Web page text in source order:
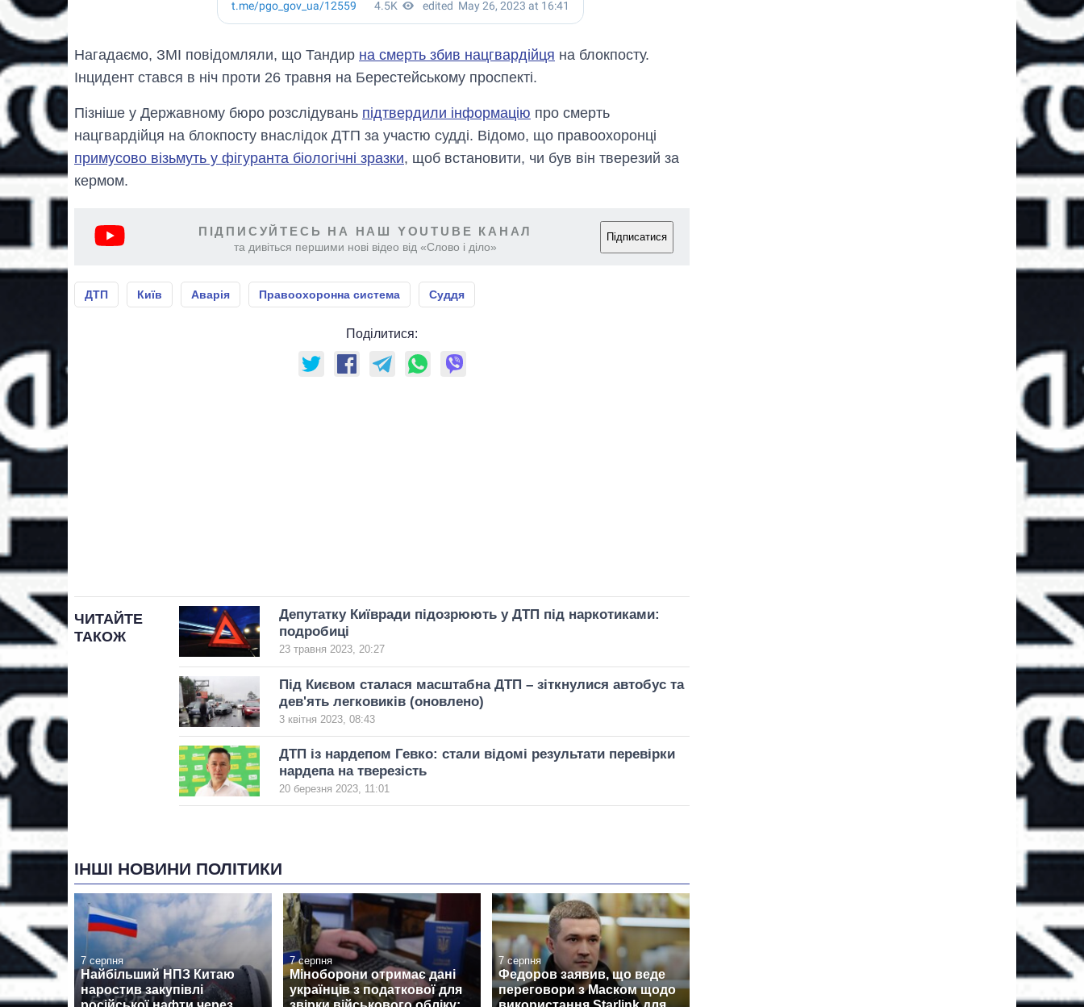
Нагадаємо, ЗМІ повідомляли, що Тандир на смерть збив нацгвардійця на блокпосту.
Інцидент стався в ніч проти 26 травня на Берестейському проспекті.
Пізніше у Державному бюро розслідувань підтвердили інформацію про смерть
нацгвардійця на блокпосту внаслідок ДТП за участю судді. Відомо, що правоохоронці
примусово візьмуть у фігуранта біологічні зразки, щоб встановити, чи був він тверезий за
кермом.
ПІДПИСУЙТЕСЬ НА НАШ YOUTUBE КАНАЛ
та дивіться першими нові відео від «Слово і діло»
Підписатися
ДТП Київ Аварія Правоохоронна система Суддя
Поділитися:
ЧИТАЙТЕ
ТАКОЖ
Депутатку Київради підозрюють у ДТП під наркотиками:
подробиці
23 травня 2023, 20:27
Під Києвом сталася масштабна ДТП – зіткнулися автобус та
дев'ять легковиків (оновлено)
3 квітня 2023, 08:43
ДТП із нардепом Гевко: стали відомі результати перевірки
нардепа на тверезість
20 березня 2023, 11:01
ІНШІ НОВИНИ ПОЛІТИКИ
7 серпня
Найбільший НПЗ Китаю
наростив закупівлі
7 серпня
Міноборони отримає дані
українців з податкової для
7 серпня
Федоров заявив, що веде
переговори з Маском щодо